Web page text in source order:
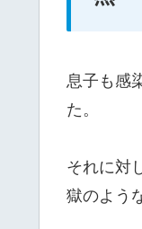
息子も感
た。
それに対
獄のよう